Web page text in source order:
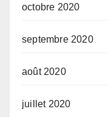
octobre 2020
septembre 2020
août 2020
juillet 2020